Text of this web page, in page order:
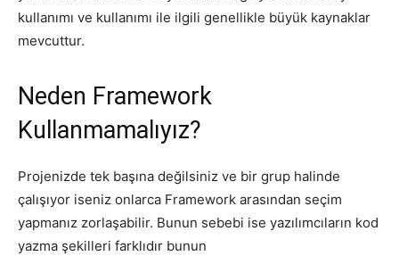
kullanımı ve kullanımı ile ilgili genellikle büyük kaynaklar
mevcuttur.
Neden Framework
Kullanmamalıyız?
Projenizde tek başına değilsiniz ve bir grup halinde
çalışıyor iseniz onlarca Framework arasından seçim
yapmanız zorlaşabilir. Bunun sebebi ise yazılımcıların kod
yazma şekilleri farklıdır bunun